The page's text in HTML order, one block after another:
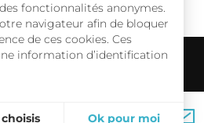
Carte interactive
fonctionnalités anonymes.
navigateur afin de bloquer
de ces cookies. Ces
information d’identification
Ok pour moi